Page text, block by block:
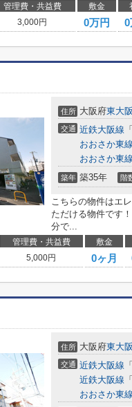
管理費・共益費 敷金
3,000円 0万円 0
住所 大阪府東大
交通 近鉄大阪線 「
おおさか東線
おおさか東線
築年 築35年 階
こちらの物件はエ
ただける物件です
分で...
管理費・共益費 敷金
5,000円 0ヶ月
住所 大阪府東大
交通 近鉄大阪線 「
近鉄大阪線 「
おおさか東線